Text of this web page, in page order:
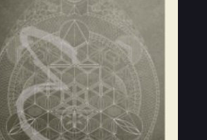
deseos